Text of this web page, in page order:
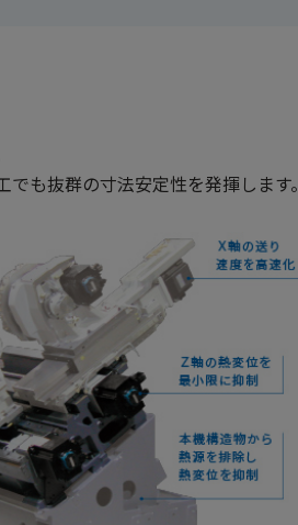
も抜群の寸法安定性を発揮します。